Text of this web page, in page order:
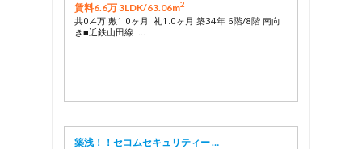
賃料6.6万 3LDK/63.06m2
共0.4万 敷1.0ヶ月 礼1.0ヶ月 築34年 6階/8階 南向
き■近鉄山田線 …
築浅！！セコムセキュリティー …